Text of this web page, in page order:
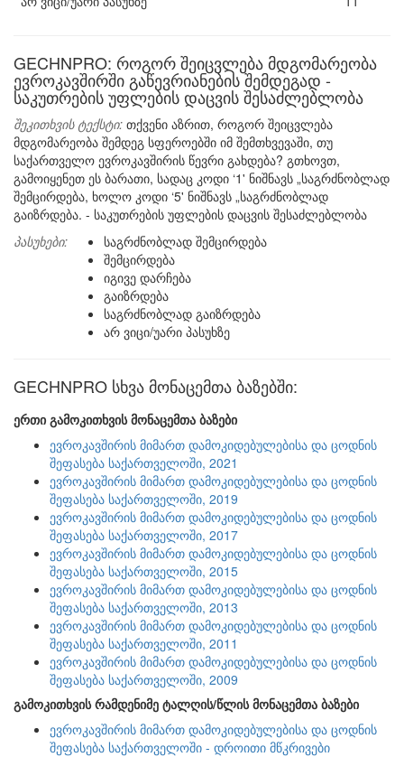
GECHNPRO: როგორ შეიცვლება მდგომარეობა
ევროკავშირში გაწევრიანების შემდეგად -
საკუთრების უფლების დაცვის შესაძლებლობა
შეკითხვის ტექსტი: თქვენი აზრით, როგორ შეიცვლება
მდგომარეობა შემდეგ სფეროებში იმ შემთხვევაში, თუ
საქართველო ევროკავშირის წევრი გახდება? გთხოვთ,
გამოიყენეთ ეს ბარათი, სადაც კოდი ‘1' ნიშნავს „საგრძნობლად
შემცირდება, ხოლო კოდი ‘5' ნიშნავს „საგრძნობლად
გაიზრდება. - საკუთრების უფლების დაცვის შესაძლებლობა
პასუხები:
საგრძნობლად შემცირდება
შემცირდება
იგივე დარჩება
გაიზრდება
საგრძნობლად გაიზრდება
არ ვიცი/უარი პასუხზე
GECHNPRO სხვა მონაცემთა ბაზებში:
ერთი გამოკითხვის მონაცემთა ბაზები
ევროკავშირის მიმართ დამოკიდებულებისა და ცოდნის
შეფასება საქართველოში, 2021
ევროკავშირის მიმართ დამოკიდებულებისა და ცოდნის
შეფასება საქართველოში, 2019
ევროკავშირის მიმართ დამოკიდებულებისა და ცოდნის
შეფასება საქართველოში, 2017
ევროკავშირის მიმართ დამოკიდებულებისა და ცოდნის
შეფასება საქართველოში, 2015
ევროკავშირის მიმართ დამოკიდებულებისა და ცოდნის
შეფასება საქართველოში, 2013
ევროკავშირის მიმართ დამოკიდებულებისა და ცოდნის
შეფასება საქართველოში, 2011
ევროკავშირის მიმართ დამოკიდებულებისა და ცოდნის
შეფასება საქართველოში, 2009
გამოკითხვის რამდენიმე ტალღის/წლის მონაცემთა ბაზები
ევროკავშირის მიმართ დამოკიდებულებისა და ცოდნის
შეფასება საქართველოში - დროითი მწკრივები